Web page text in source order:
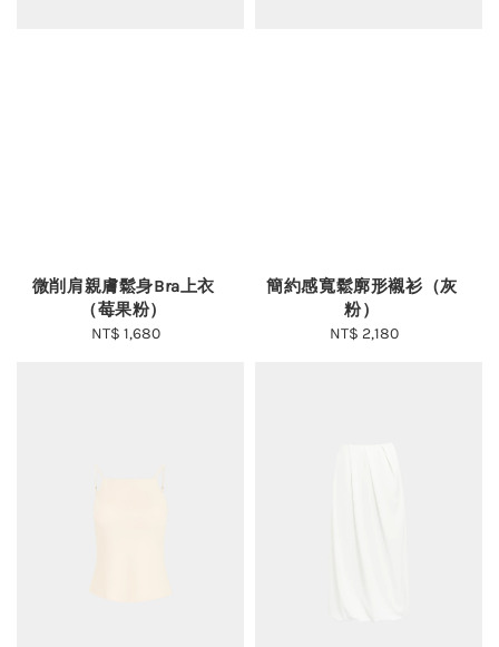
微削肩親膚鬆身Bra上衣
（莓果粉）
Regular
NT$ 1,680
簡約感寬鬆廓形襯衫（灰
粉）
Regular
NT$ 2,180